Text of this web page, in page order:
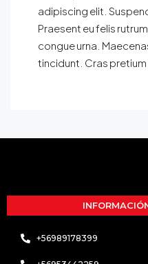
adipiscing elit.
Praesent eu felis
congue urna.
tincidunt. Cras pretium
+56989178399